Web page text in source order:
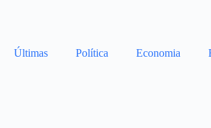
Últimas Política Economia